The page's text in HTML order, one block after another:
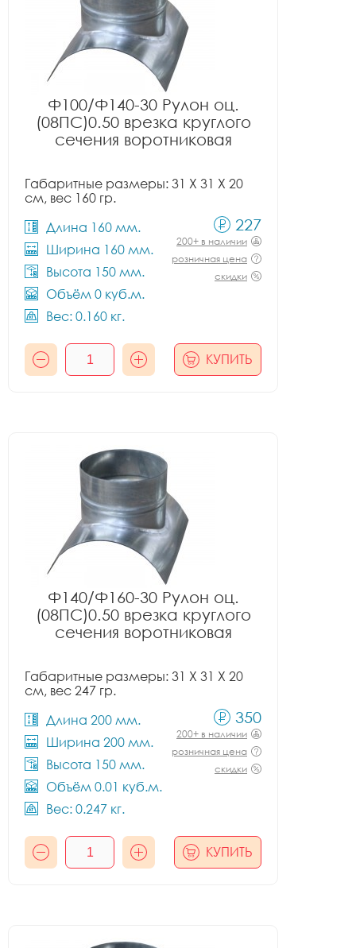
Ф100/Ф140-30 Рулон оц.
(08ПС)0.50 врезка круглого
сечения воротниковая
Габаритные размеры: 31 X 31 X 20
см, вес 160 гр.
Длина 160 мм.
Ширина 160 мм.
Высота 150 мм.
Объём 0 куб.м.
Вес: 0.160 кг.
227
200+ в наличии
розничная цена
скидки
КУПИТЬ
Ф140/Ф160-30 Рулон оц.
(08ПС)0.50 врезка круглого
сечения воротниковая
Габаритные размеры: 31 X 31 X 20
см, вес 247 гр.
Длина 200 мм.
Ширина 200 мм.
Высота 150 мм.
Объём 0.01 куб.м.
Вес: 0.247 кг.
350
200+ в наличии
розничная цена
скидки
КУПИТЬ